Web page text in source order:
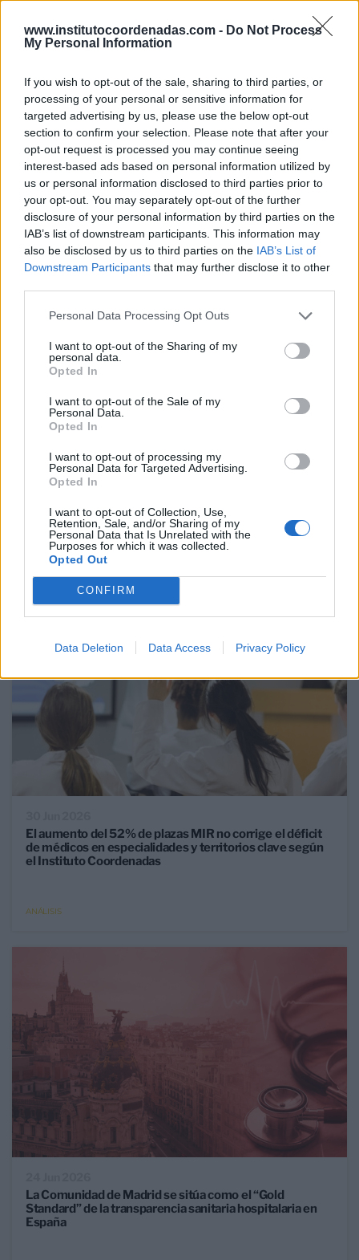
www.institutocoordenadas.com - Do Not Process
My Personal Information
If you wish to opt-out of the sale, sharing to third parties, or
processing of your personal or sensitive information for
targeted advertising by us, please use the below opt-out
section to confirm your selection. Please note that after your
opt-out request is processed you may continue seeing
interest-based ads based on personal information utilized by
us or personal information disclosed to third parties prior to
your opt-out. You may separately opt-out of the further
disclosure of your personal information by third parties on the
IAB’s list of downstream participants. This information may
also be disclosed by us to third parties on the IAB’s List of
Downstream Participants that may further disclose it to other
Personal Data Processing Opt Outs
I want to opt-out of the Sharing of my
personal data.
Opted In
I want to opt-out of the Sale of my
Personal Data.
Opted In
I want to opt-out of processing my
Personal Data for Targeted Advertising.
Opted In
I want to opt-out of Collection, Use,
Retention, Sale, and/or Sharing of my
Personal Data that Is Unrelated with the
Purposes for which it was collected.
Opted Out
CONFIRM
Data Deletion Data Access Privacy Policy
Fuente: Tendencias del Dinero
ETIQUETAS
ANÁLISIS ECONOMÍA
Hoy destacamos
17 Jul 2026
La revisión de MARCo debe garantizar la inversión y
preservar el liderazgo español en fibra
RETOS MERCADO TELECOM
El aumento del 52% de plazas MIR no corrige el déficit
de médicos en especialidades y territorios clave según
el Instituto Coordenadas
ANÁLISIS
La Comunidad de Madrid se sitúa como el “Gold
Standard” de la transparencia sanitaria hospitalaria en
España